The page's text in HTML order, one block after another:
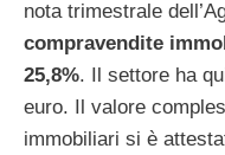
nota trimestrale
compravendite
25,8%. Il settore ha
euro. Il valore
immobiliari si è